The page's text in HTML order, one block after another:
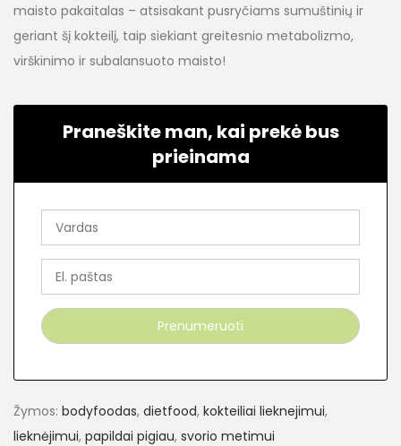
maisto pakaitalas – atsisakant pusryčiams sumuštinių ir
geriant šį kokteilį, taip siekiant greitesnio metabolizmo,
virškinimo ir subalansuoto maisto!
Praneškite man, kai prekė bus
prieinama
Žymos: bodyfoodas, dietfood, kokteiliai lieknejimui,
lieknėjimui, papildai pigiau, svorio metimui